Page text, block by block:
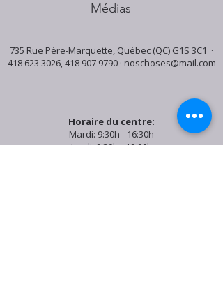
Médias
735 Rue Père-Marquette, Québec (QC) G1S 3C1 ·
418 623 3026,418 907 9790· noschoses@mail.com
Horaire du centre:
Mardi: 9:30h - 16:30h
Jeudi: 9:30h - 19:00h